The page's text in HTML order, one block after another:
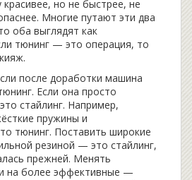
но не быстрее, не
. Многие путают эти два
оба выглядят как
тюнинг — это операция, то
после доработки машина
Если она просто
стайлинг. Например,
пружины и
тюнинг. Поставить широкие
резиной — это стайлинг,
прежней. Менять
на более эффективные —